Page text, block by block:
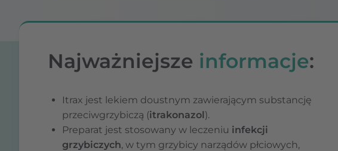
Najważniejsze informacje:
Itrax jest lekiem doustnym zawierającym substancję
przeciwgrzybiczą (itrakonazol).
Preparat jest stosowany w leczeniu infekcji
grzybiczych, w tym grzybicy narządów płciowych,